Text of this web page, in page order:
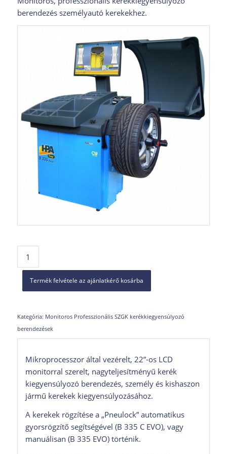
berendezés személyautó kerekekhez.
Termék felvétele az ajánlatkérő kosárba
Kategória: Monitoros Professzionális SZGK kerékkiegyensúlyozó
berendezések
Mikroprocesszor által vezérelt, 22”-os LCD
monitorral szerelt, nagyteljesítményű kerék
kiegyensúlyozó berendezés, személy és kishaszon
jármű kerekek kiegyensúlyozásához.
A kerekek rögzítése a „Pneulock” automatikus
gyorsrögzítő segítségével (B 335 C EVO), vagy
manuálisan (B 335 EVO) történik.